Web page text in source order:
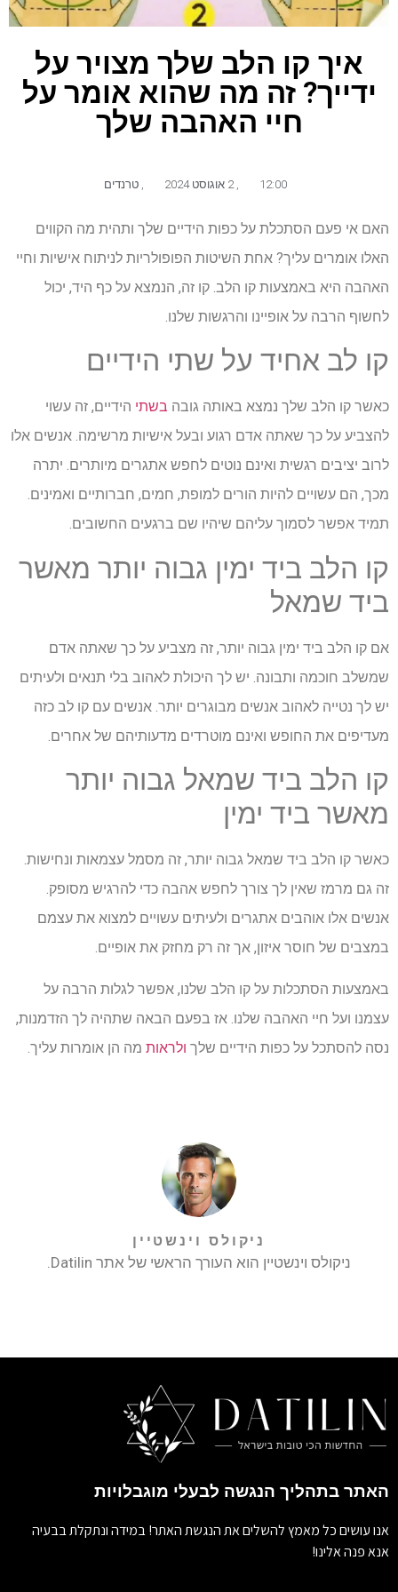
איך קו הלב שלך מצויר על
ידייך? זה מה שהוא אומר על
חיי האהבה שלך
12:00 טרנדים
האם אי פעם הסתכלת על כפות הידיים שלך ותהית מה הקווים
האלו אומרים עליך? אחת השיטות הפופולריות לניתוח אישיות וחיי
האהבה היא באמצעות קו הלב. קו זה, הנמצא על כף היד, יכול
לחשוף הרבה על אופיינו והרגשות שלנו.
קו לב אחיד על שתי הידיים
כאשר קו הלב שלך נמצא באותה גובה בשתי הידיים, זה עשוי
להצביע על כך שאתה אדם רגוע ובעל אישיות מרשימה. אנשים אלו
לרוב יציבים רגשית ואינם נוטים לחפש אתגרים מיותרים. יתרה
מכך, הם עשויים להיות הורים למופת, חמים, חברותיים ואמינים.
תמיד אפשר לסמוך עליהם שיהיו שם ברגעים החשובים.
קו הלב ביד ימין גבוה יותר מאשר
ביד שמאל
אם קו הלב ביד ימין גבוה יותר, זה מצביע על כך שאתה אדם
שמשלב חוכמה ותבונה. יש לך היכולת לאהוב בלי תנאים ולעיתים
יש לך נטייה לאהוב אנשים מבוגרים יותר. אנשים עם קו לב כזה
מעדיפים את החופש ואינם מוטרדים מדעותיהם של אחרים.
קו הלב ביד שמאל גבוה יותר
מאשר ביד ימין
כאשר קו הלב ביד שמאל גבוה יותר, זה מסמל עצמאות ונחישות.
זה גם מרמז שאין לך צורך לחפש אהבה כדי להרגיש מסופק.
אנשים אלו אוהבים אתגרים ולעיתים עשויים למצוא את עצמם
במצבים של חוסר איזון, אך זה רק מחזק את אופיים.
באמצעות הסתכלות על קו הלב שלנו, אפשר לגלות הרבה על
עצמנו ועל חיי האהבה שלנו. אז בפעם הבאה שתהיה לך הזדמנות,
נסה להסתכל על כפות הידיים שלך ולראות מה הן אומרות עליך.
ניקולס וינשטיין
ניקולס וינשטיין הוא העורך הראשי של אתר Datilin.
האתר בתהליך הנגשה לבעלי מוגבלויות
אנו עושים כל מאמץ להשלים את הנגשת האתר! במידה ונתקלת בבעיה
אנא פנה אלינו!